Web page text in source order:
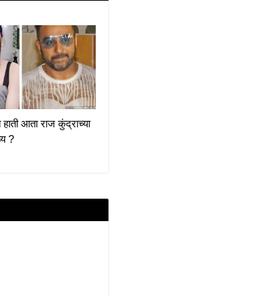
हाती आता राज कुंद्राच्या
?